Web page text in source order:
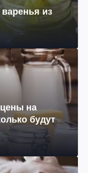
варенья из
на
будут